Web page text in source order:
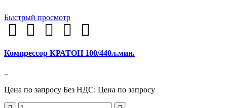
Быстрый просмотр
Компрессор КРАТОН 100/440л.мин.
..
Цена по запросу Без НДС: Цена по запросу